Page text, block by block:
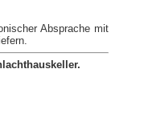
Absprache mit